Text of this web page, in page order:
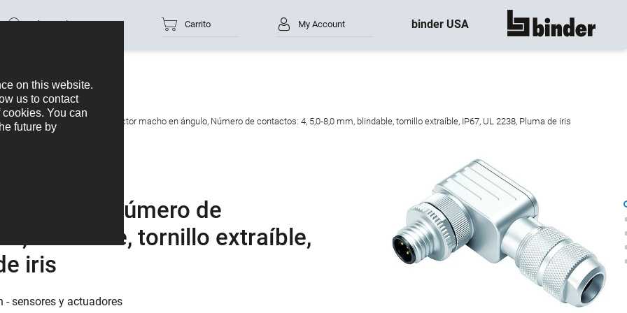
Número de parte Carrito My Account binder USA mostrar todo
M12-A M12 Conector macho en ángulo, Número de contactos: 4, 5,0-8,0 mm, blindable, tornillo extraíble, IP67, UL 2238, Pluma de iris
ángulo, Número de
blindable, tornillo extraíble,
iris
- sensores y actuadores